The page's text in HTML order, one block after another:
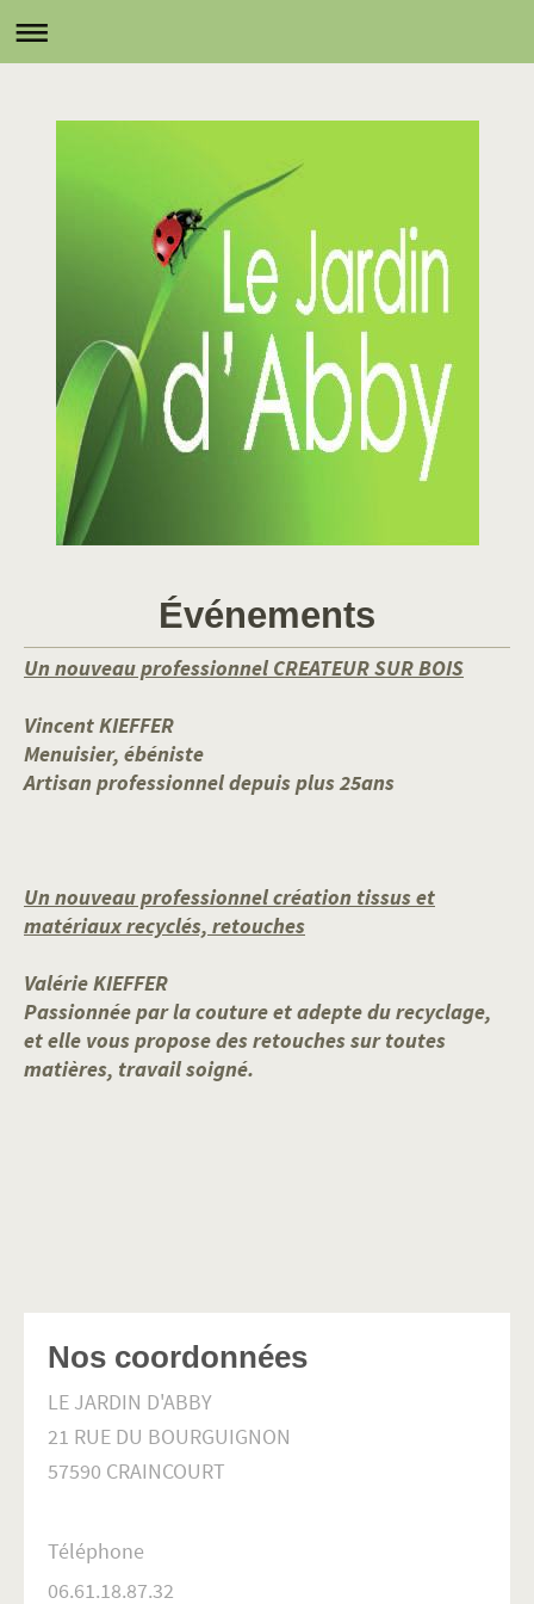
Événements
Un nouveau professionnel CREATEUR SUR BOIS
Vincent KIEFFER
Menuisier, ébéniste
Artisan professionnel depuis plus 25ans
Un nouveau professionnel création tissus et
matériaux recyclés, retouches
Valérie KIEFFER
Passionnée par la couture et adepte du recyclage,
et elle vous propose des retouches sur toutes
matières, travail soigné.
Nos coordonnées
LE JARDIN D'ABBY
21 RUE DU BOURGUIGNON
57590 CRAINCOURT
Téléphone
06.61.18.87.32